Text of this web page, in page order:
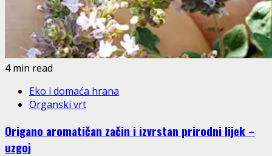
4 min read
Eko i domaća hrana
Organski vrt
Origano aromatičan začin i izvrstan prirodni lijek –
uzgoj